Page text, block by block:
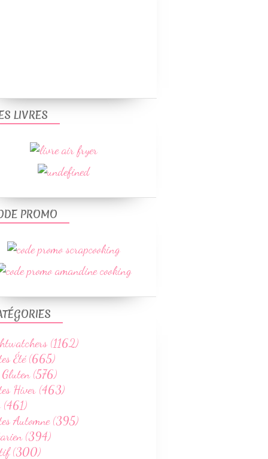
SALADES
SANS GLUTEN
WEIGHTWATCHERS
RECETTES ÉTÉ
PLATS
LÉGUMES & ACCOMPAGNEMENTS
WEIGHTWATCHERS
CUISINE ITALIENNE
RECETTES ÉTÉ
(1162)
Été (665)
(576)
Hiver (463)
(461)
Automne (395)
(394)
(300)
LIVRES
PROMO